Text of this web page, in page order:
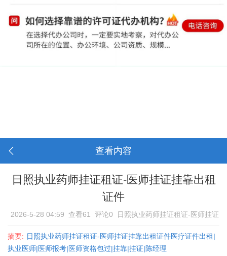
查看内容
日照执业药师挂证租证-医师挂证挂靠出租
证件
2026-5-28 04:59 查看61 评论0
日照执业药师挂证租证-医师挂证
摘要: 日照执业药师挂证租证-医师挂证挂靠出租证件医疗证件出租|
执业医师|医师报考|医师资格包过|挂靠|挂证|陈经理